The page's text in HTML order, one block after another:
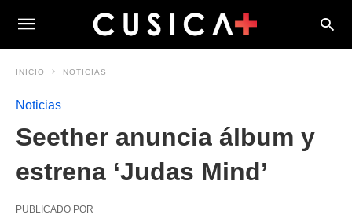
INICIO NOTICIAS
Noticias
Seether anuncia álbum y
estrena ‘Judas Mind’
PUBLICADO POR